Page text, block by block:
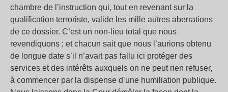
chambre de l’instruction qui, tout en revenant sur la
qualification terroriste, valide les mille autres aberrations
de ce dossier. C’est un non-lieu total que nous
revendiquons ; et chacun sait que nous l’aurions obtenu
de longue date s’il n’avait pas fallu ici protéger des
services et des intérêts auxquels on ne peut rien refuser,
à commencer par la dispense d’une humiliation publique.